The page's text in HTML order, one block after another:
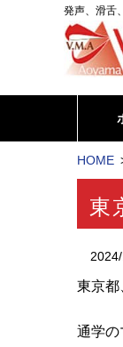
発声、滑舌
HOME
東
東京都
通学の